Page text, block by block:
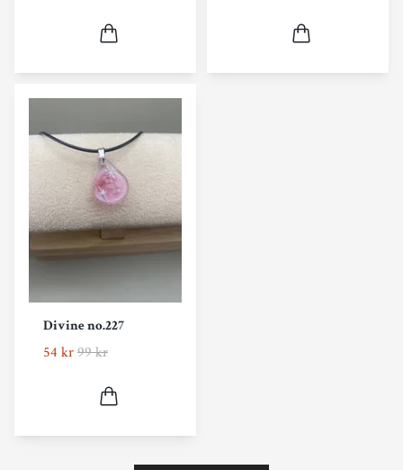
Divine no.227
54 kr99 kr